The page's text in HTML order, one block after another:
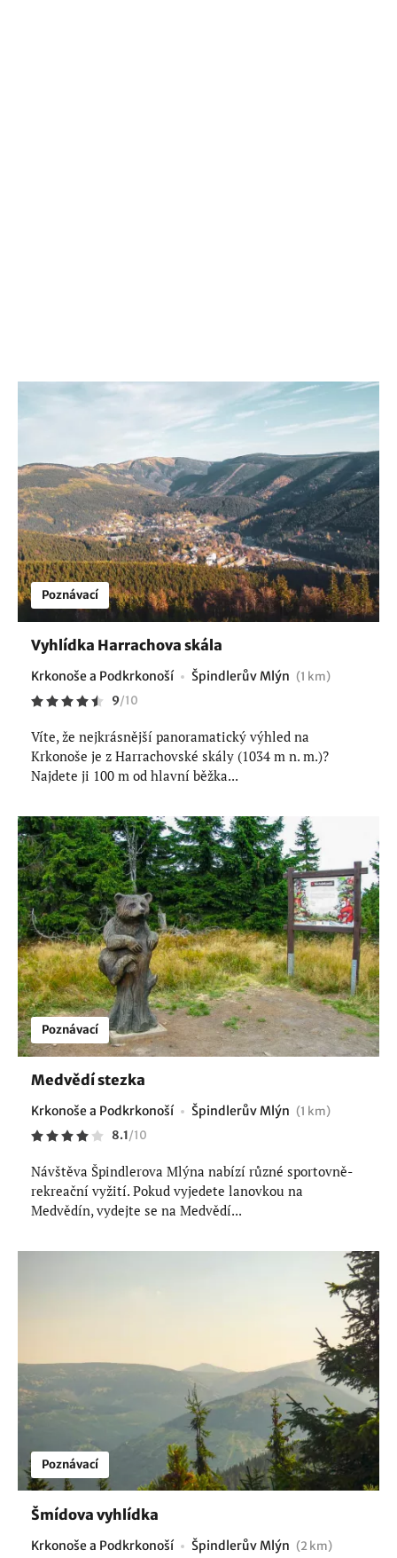
Poznávací
Vyhlídka Harrachova skála
Krkonoše a Podkrkonoší Špindlerův Mlýn (1 km)
9/10
Víte, že nejkrásnější panoramatický výhled na
Krkonoše je z Harrachovské skály (1034 m n. m.)?
Najdete ji 100 m od hlavní běžka...
Poznávací
Medvědí stezka
Krkonoše a Podkrkonoší Špindlerův Mlýn (1 km)
8.1/10
Návštěva Špindlerova Mlýna nabízí různé sportovně-
rekreační vyžití. Pokud vyjedete lanovkou na
Medvědín, vydejte se na Medvědí...
Poznávací
Šmídova vyhlídka
Krkonoše a Podkrkonoší Špindlerův Mlýn (2 km)